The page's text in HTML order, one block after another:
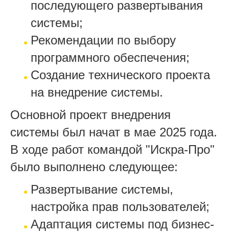
последующего развертывания
системы;
Рекомендации по выбору
программного обеспечения;
Создание технического проекта
на внедрение системы.
Основной проект внедрения
системы был начат в мае 2025 года.
В ходе работ командой "Искра-Про"
было выполнено следующее:
Развертывание системы,
настройка прав пользователей;
Адаптация системы под бизнес-